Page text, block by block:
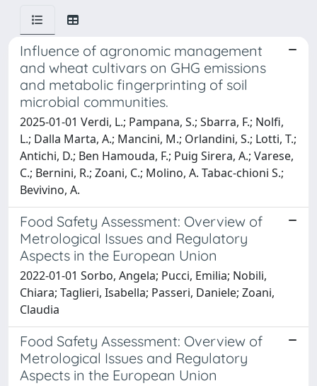
Influence of agronomic management
and wheat cultivars on GHG emissions
and metabolic fingerprinting of soil
microbial communities.
2025-01-01 Verdi, L.; Pampana, S.; Sbarra, F.; Nolfi,
L.; Dalla Marta, A.; Mancini, M.; Orlandini, S.; Lotti, T.;
Antichi, D.; Ben Hamouda, F.; Puig Sirera, A.; Varese,
C.; Bernini, R.; Zoani, C.; Molino, A. Tabac-chioni S.;
Bevivino, A.
Food Safety Assessment: Overview of
Metrological Issues and Regulatory
Aspects in the European Union
2022-01-01 Sorbo, Angela; Pucci, Emilia; Nobili,
Chiara; Taglieri, Isabella; Passeri, Daniele; Zoani,
Claudia
Food Safety Assessment: Overview of
Metrological Issues and Regulatory
Aspects in the European Union